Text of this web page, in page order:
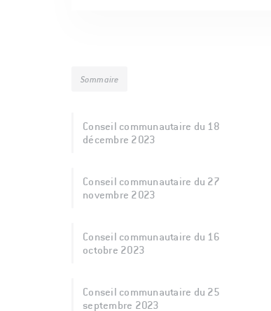
Sommaire
Conseil communautaire du 18
décembre 2023
Conseil communautaire du 27
novembre 2023
Conseil communautaire du 16
octobre 2023
Conseil communautaire du 25
septembre 2023